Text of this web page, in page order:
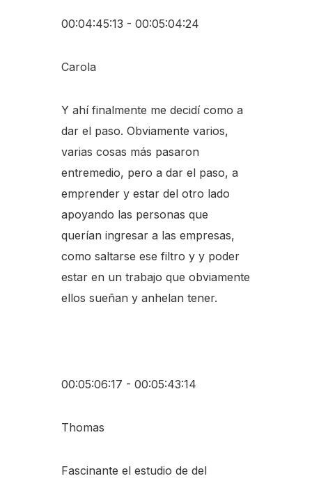
00:04:45:13 - 00:05:04:24
Carola
Y ahí finalmente me decidí como a
dar el paso. Obviamente varios,
varias cosas más pasaron
entremedio, pero a dar el paso, a
emprender y estar del otro lado
apoyando las personas que
querían ingresar a las empresas,
como saltarse ese filtro y y poder
estar en un trabajo que obviamente
ellos sueñan y anhelan tener.
00:05:06:17 - 00:05:43:14
Thomas
Fascinante el estudio de del